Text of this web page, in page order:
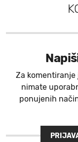
Za
nimate
ponujenih